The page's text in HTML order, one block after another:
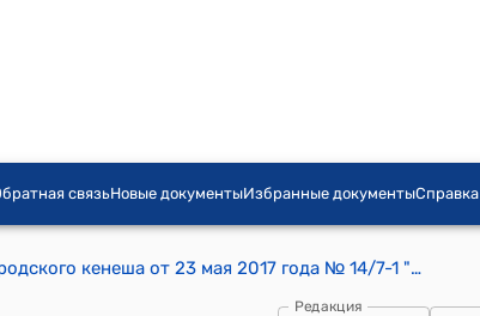
связьНовые документыИзбранные документыСправка
Постановление Каиндинского городского кенеша от 23 мая 2017 года № 14/7-1 "Об использовании финансовых средств переданных с Республиканского бюджета мэрии города Каинда на 2017 - год."
Редакция